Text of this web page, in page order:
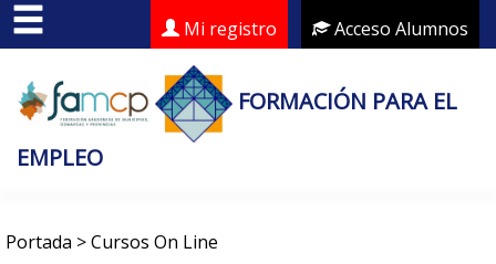
Acceso Alumnos
Mi registro
FORMACIÓN PARA EL
EMPLEO
Portada >Cursos On Line